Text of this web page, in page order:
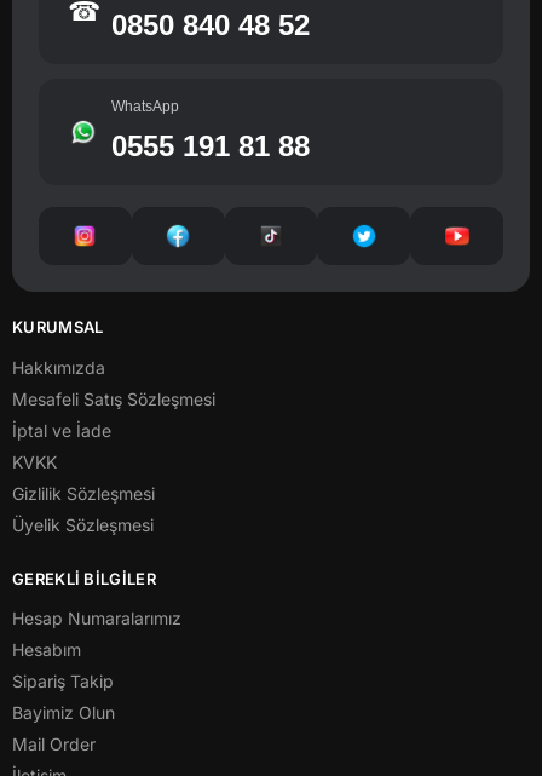
☎ 0850 840 48 52
WhatsApp
0555 191 81 88
KURUMSAL
Hakkımızda
Mesafeli Satış Sözleşmesi
İptal ve İade
KVKK
Gizlilik Sözleşmesi
Üyelik Sözleşmesi
GEREKLİ BİLGİLER
Hesap Numaralarımız
Hesabım
Sipariş Takip
Bayimiz Olun
Mail Order